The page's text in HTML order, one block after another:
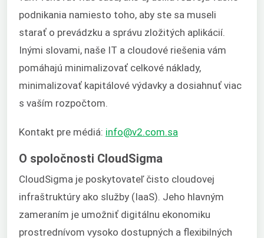
podnikania namiesto toho, aby ste sa museli
starať o prevádzku a správu zložitých aplikácií.
Inými slovami, naše IT a cloudové riešenia vám
pomáhajú minimalizovať celkové náklady,
minimalizovať kapitálové výdavky a dosiahnuť viac
s vaším rozpočtom.
Kontakt pre médiá: info@v2.com.sa
O spoločnosti CloudSigma
CloudSigma je poskytovateľ čisto cloudovej
infraštruktúry ako služby (IaaS). Jeho hlavným
zameraním je umožniť digitálnu ekonomiku
prostrednívom vysoko dostupných a flexibilných